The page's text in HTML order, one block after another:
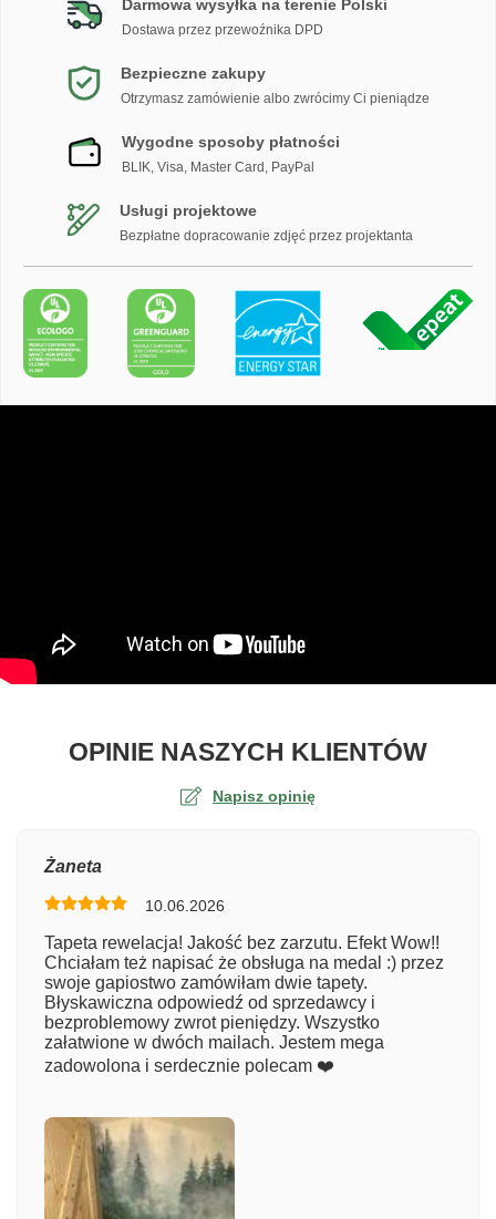
Darmowa wysyłka na terenie Polski
Dostawa przez przewoźnika DPD
Bezpieczne zakupy
Otrzymasz zamówienie albo zwrócimy Ci pieniądze
Wygodne sposoby płatności
BLIK, Visa, Master Card, PayPal
Usługi projektowe
Bezpłatne dopracowanie zdjęć przez projektanta
OPINIE NASZYCH KLIENTÓWO
Napisz opinię
Numer zamówienia
Imię
Żaneta
10.06.2026
Tapeta rewelacja! Jakość bez zarzutu. Efekt Wow!!
Chciałam też napisać że obsługa na medal :) przez
swoje gapiostwo zamówiłam dwie tapety.
Błyskawiczna odpowiedź od sprzedawcy i
bezproblemowy zwrot pieniędzy. Wszystko
załatwione w dwóch mailach. Jestem mega
zadowolona i serdecznie polecam ❤️